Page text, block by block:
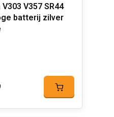
V357 SR44
batterij zilver